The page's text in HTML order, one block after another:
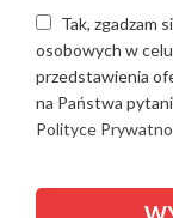
Tak, zgadzam
osobowych w
przedstawienia
na Państwa
Polityce